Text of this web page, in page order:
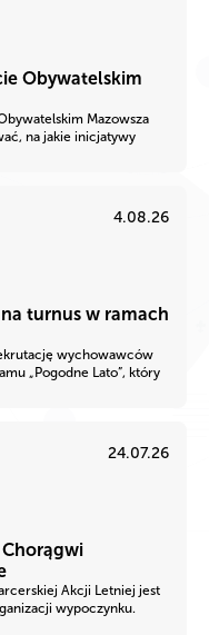
Obywatelskim
Mazowsza
na jakie inicjatywy
4.08.26
turnus w ramach
wychowawców
„Pogodne Lato”, który
24.07.26
Akcji Letniej jest
wypoczynku.